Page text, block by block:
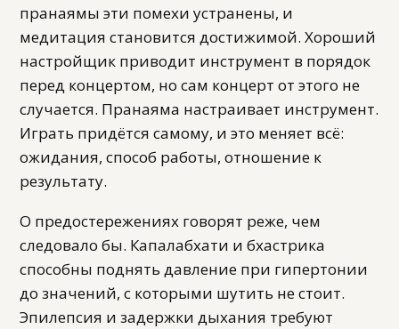
пранаямы эти помехи устранены, и
медитация становится достижимой. Хороший
настройщик приводит инструмент в порядок
перед концертом, но сам концерт от этого не
случается. Пранаяма настраивает инструмент.
Играть придётся самому, и это меняет всё:
ожидания, способ работы, отношение к
результату.
О предостережениях говорят реже, чем
следовало бы. Капалабхати и бхастрика
способны поднять давление при гипертонии
до значений, с которыми шутить не стоит.
Эпилепсия и задержки дыхания требуют